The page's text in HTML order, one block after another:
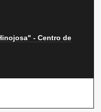
- Centro de